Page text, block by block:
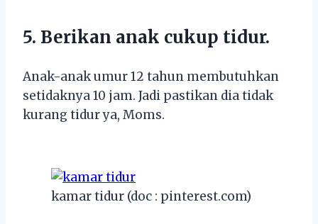
5. Berikan anak cukup tidur.
Anak-anak umur 12 tahun membutuhkan
setidaknya 10 jam. Jadi pastikan dia tidak
kurang tidur ya, Moms.
kamar tidur (doc : pinterest.com)